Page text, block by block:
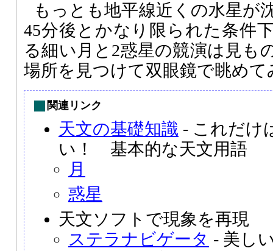
もっとも地平線近くの水星が
45分後とかなり限られた条件
る細い月と2惑星の競演は見も
場所を見つけて双眼鏡で眺めて
関連リンク
天文の基礎知識 - これだけ
い！ 基本的な天文用語
月
惑星
天文ソフトで現象を再現
ステラナビゲータ - 美し